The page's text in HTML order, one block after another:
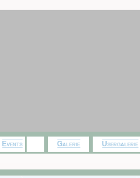
Events Galerie Usergalerie